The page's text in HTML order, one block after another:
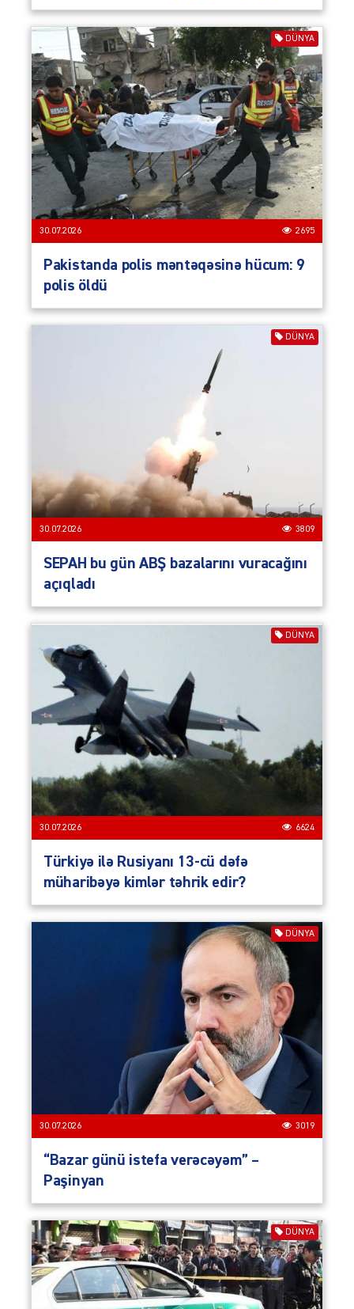
DÜNYA
30.07.2026 2695
Pakistanda polis məntəqəsinə hücum: 9
polis öldü
DÜNYA
30.07.2026 3809
SEPAH bu gün ABŞ bazalarını vuracağını
açıqladı
DÜNYA
30.07.2026 6624
Türkiyə ilə Rusiyanı 13-cü dəfə
müharibəyə kimlər təhrik edir?
DÜNYA
30.07.2026 3019
“Bazar günü istefa verəcəyəm” –
Paşinyan
DÜNYA